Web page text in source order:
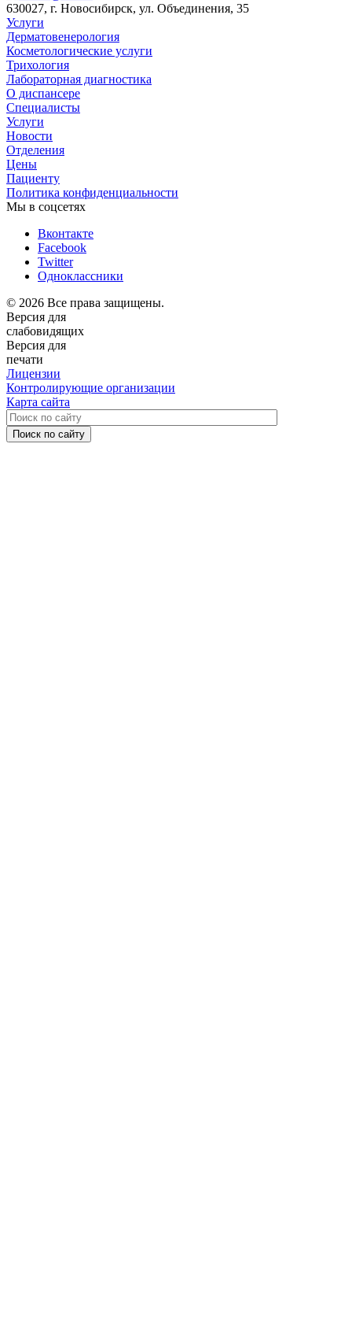
630027, г. Новосибирск, ул. Объединения, 35
Услуги
Дерматовенерология
Косметологические услуги
Трихология
Лабораторная диагностика
О диспансере
Специалисты
Услуги
Новости
Отделения
Цены
Пациенту
Политика конфиденциальности
Мы в соцсетях
Вконтакте
Facebook
Twitter
Одноклассники
© 2026 Все права защищены.
Версия для
слабовидящих
Версия для
печати
Лицензии
Контролирующие организации
Карта сайта
Поиск по сайту